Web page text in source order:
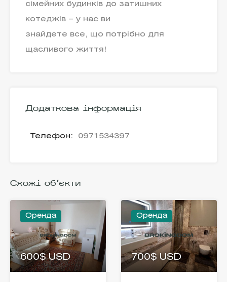
сімейних будинків до затишних
котеджів – у нас ви
знайдете все, що потрібно для
щасливого життя!
Додаткова інформація
Телефон: 0971534397
Схожі об'єкти
Оренда
600$ USD
Оренда
700$ USD